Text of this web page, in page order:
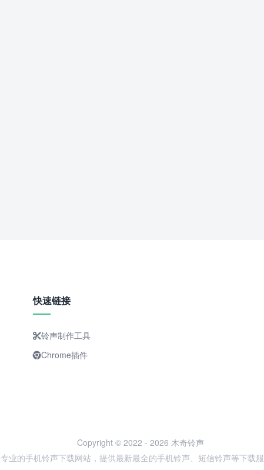
快速链接
铃声制作工具
Chrome插件
Copyright © 2022 - 2026 木奇铃声
专业的手机铃声下载网站，提供最新最全的手机铃声、短信铃声等下载服